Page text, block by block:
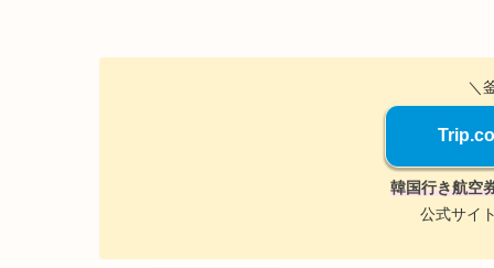
＼
韓国行き航空
公式サイ